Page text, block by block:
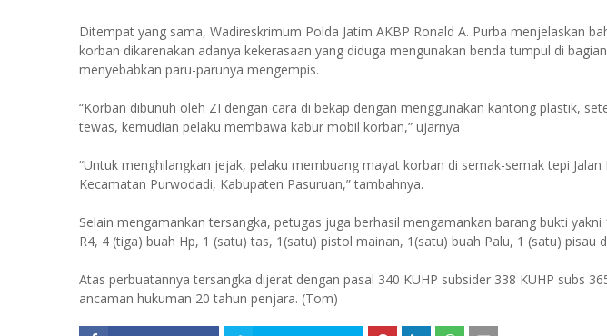
Ditempat yang sama, Wadireskrimum Polda Jatim AKBP Ronald A. Purba menjelaskan
korban dikarenakan adanya kekerasaan yang diduga mengunakan benda tumpul di
menyebabkan paru-parunya mengempis.
“Korban dibunuh oleh ZI dengan cara di bekap dengan menggunakan kantong plastik,
tewas, kemudian pelaku membawa kabur mobil korban,” ujarnya
“Untuk menghilangkan jejak, pelaku membuang mayat korban di semak-semak tepi Jalan
Kecamatan Purwodadi, Kabupaten Pasuruan,” tambahnya.
Selain mengamankan tersangka, petugas juga berhasil mengamankan barang bukti
R4, 4 (tiga) buah Hp, 1 (satu) tas, 1(satu) pistol mainan, 1(satu) buah Palu, 1 (satu) pisau
Atas perbuatannya tersangka dijerat dengan pasal 340 KUHP subsider 338 KUHP subs
ancaman hukuman 20 tahun penjara. (Tom)